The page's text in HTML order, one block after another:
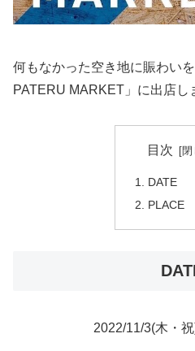
何もなかった空き地に賑わい
PATERU MARKET」に出店し
目次
DATE
PLACE
2022/11/3(木・